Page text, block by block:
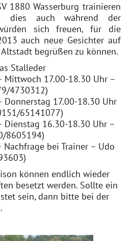
1880 Wasserburg trainieren
dies auch während der
sich freuen, für die
auch neue Gesichter auf
begrüßen zu können.
Stalleder
Mittwoch 17.00-18.30 Uhr –
4730312)
Donnerstag 17.00-18.30 Uhr
65141077)
Dienstag 16.30-18.30 Uhr –
8605194)
bei Trainer – Udo
können endlich wieder
besetzt werden. Sollte ein
sein, dann bitte bei der